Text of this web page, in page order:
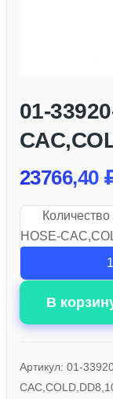
01-
23766,40
HOSE-
В
Артикул: 01-